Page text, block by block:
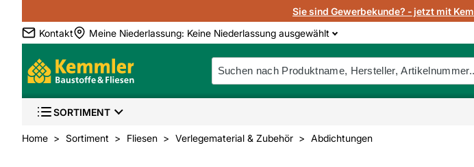
Sie sind Gewerbekunde? - jetzt mit
Kontakt
Meine Niederlassung: Keine Niederlassung ausgewählt
SORTIMENT
Home Sortiment Fliesen Verlegematerial & Zubehör Abdichtungen